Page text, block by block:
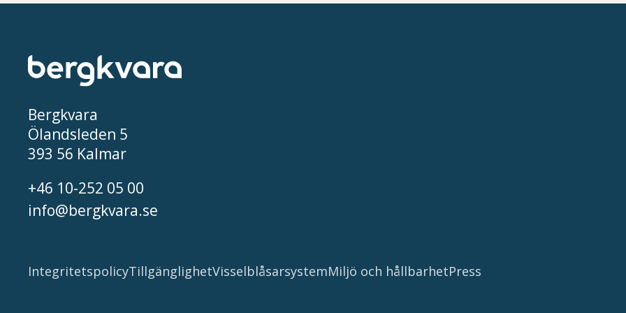
Bergkvara
Ölandsleden 5
393 56 Kalmar
+46 10-252 05 00
info@bergkvara.se
IntegritetspolicyTillgänglighetVisselblåsarsystemMiljö och hållbarhetPress